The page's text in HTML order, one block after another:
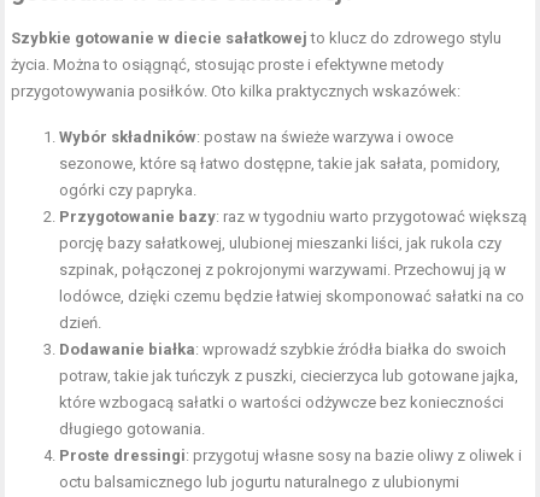
Szybkie gotowanie w diecie sałatkowej to klucz do zdrowego stylu
życia. Można to osiągnąć, stosując proste i efektywne metody
przygotowywania posiłków. Oto kilka praktycznych wskazówek:
Wybór składników: postaw na świeże warzywa i owoce
sezonowe, które są łatwo dostępne, takie jak sałata, pomidory,
ogórki czy papryka.
Przygotowanie bazy: raz w tygodniu warto przygotować większą
porcję bazy sałatkowej, ulubionej mieszanki liści, jak rukola czy
szpinak, połączonej z pokrojonymi warzywami. Przechowuj ją w
lodówce, dzięki czemu będzie łatwiej skomponować sałatki na co
dzień.
Dodawanie białka: wprowadź szybkie źródła białka do swoich
potraw, takie jak tuńczyk z puszki, ciecierzyca lub gotowane jajka,
które wzbogacą sałatki o wartości odżywcze bez konieczności
długiego gotowania.
Proste dressingi: przygotuj własne sosy na bazie oliwy z oliwek i
octu balsamicznego lub jogurtu naturalnego z ulubionymi